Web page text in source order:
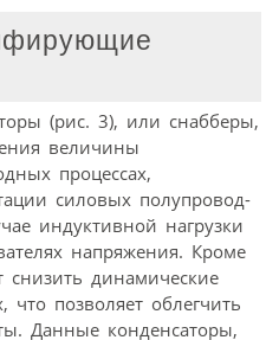
(рис. 3), или снабберы,
величины
процессах,
силовых полупровод­
индуктивной нагрузки
напряжения. Кроме
снизить динамические
позволяет облегчить
Данные конденсаторы,